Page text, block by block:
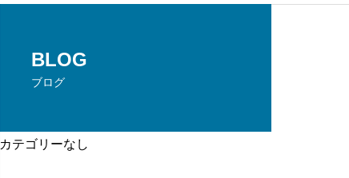
BLOG
ブログ
カテゴリーなし